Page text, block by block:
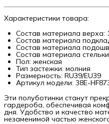
Характеристики товара:
Состав материала верха:
Состав материала
Состав материала
Состав материала
Пол: женская
Тип застежки: молния
Размерность: RU39/EU39
Артикул модели: 38E-
Эти полуботинки станут
гардероба, обеспечивая
дня. Удобство и качество
незаменимой частью